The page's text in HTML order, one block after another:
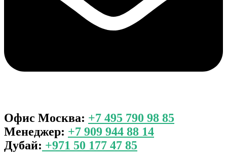
Офис Москва: +7 495 790 98 85
Менеджер: +7 909 944 88 14
Дубай: +971 50 177 47 85